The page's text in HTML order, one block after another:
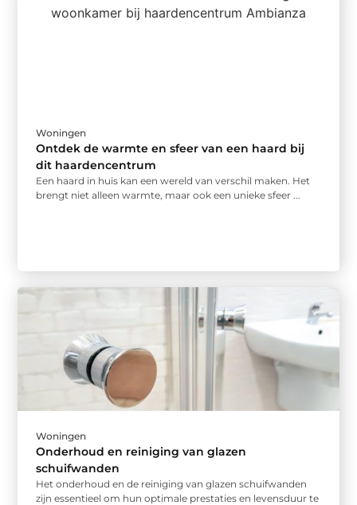
Woningen
Ontdek de warmte en sfeer van een haard bij
dit haardencentrum
Een haard in huis kan een wereld van verschil maken. Het
brengt niet alleen warmte, maar ook een unieke sfeer ...
Woningen
Onderhoud en reiniging van glazen
schuifwanden
Het onderhoud en de reiniging van glazen schuifwanden
zijn essentieel om hun optimale prestaties en levensduur te